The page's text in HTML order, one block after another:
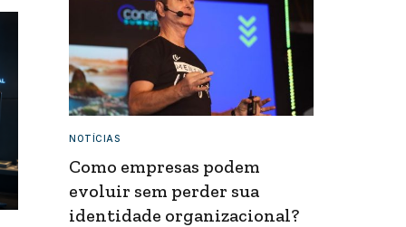
NOTÍCIAS
Como empresas podem
evoluir sem perder sua
identidade organizacional?